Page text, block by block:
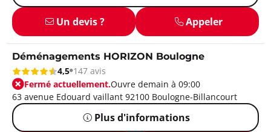
Un devis ? Appeler
Déménagements HORIZON Boulogne
4,5 147 avis
Fermé actuellement.Ouvre demain à 09:00
63 avenue Edouard vaillant 92100 Boulogne-Billancourt
Plus d'informations